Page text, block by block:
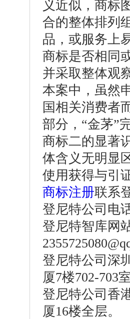
义近似，商标
合的整体排列
品，或服务上
商标是否相同
并采取整体观
本案中，虽然
国相关消费者
部分，“金茅”
商标二的显著
体含义无明显
使用获得与引
商标注册联系
登尼特公司电
登尼特智库网
登尼特公司深
厦7楼702-703
登尼特公司香
厦16楼全层。